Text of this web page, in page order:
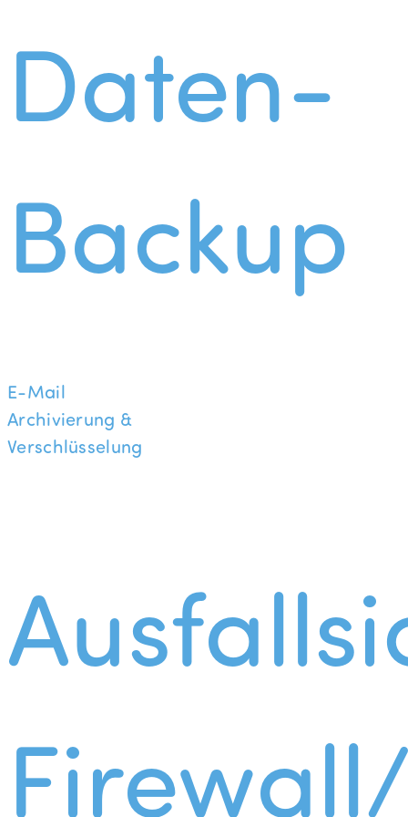
Daten-
Backup
E-Mail
Archivierung &
Verschlüsselung